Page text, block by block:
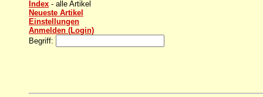
Index - alle Artikel
Neueste Artikel
Einstellungen
Anmelden (Login)
Begriff: